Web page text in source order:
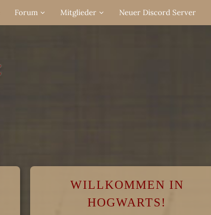
Forum Mitglieder Neuer Discord Server
WILLKOMMEN IN
HOGWARTS!